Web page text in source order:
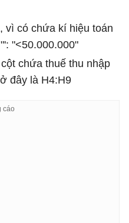
vì có chứa kí hiệu toán
"<50.000.000"
cột chứa thuế thu nhập
đây là H4:H9